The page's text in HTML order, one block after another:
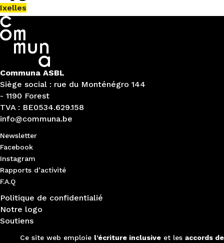
Ixelles
Communa ASBL
Siège social : rue du Monténégro 144
- 1190 Forest
TVA : BE0534.629.158
info@communa.be
Newsletter
Facebook
Instagram
Rapports d’activité
F.A.Q
Politique de confidentialié
Notre logo
Soutiens
Ce site web emploie l’écriture inclusive et les accords de